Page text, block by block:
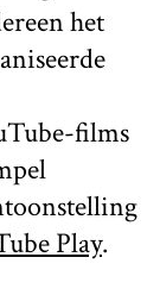
het
films
Play.